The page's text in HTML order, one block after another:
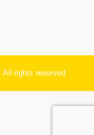
All rights reserved.